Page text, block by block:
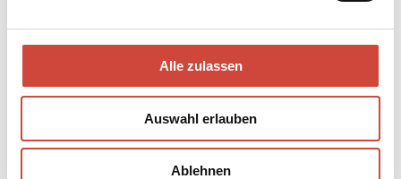
Alle zulassen
Auswahl erlauben
Ablehnen
Auch erhältlich als
Vom Erzählen erzählen
Auch erhältlich als